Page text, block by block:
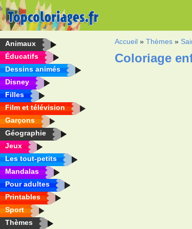
Animaux
Éducatifs
Dessins animés
Disney
Filles
Film et télévision
Garçons
Géographie
Jeux
Les tout-petits
Mandalas
Pour adultes
Printables
Sport
Thèmes
Accueil »Thèmes »
Coloriage